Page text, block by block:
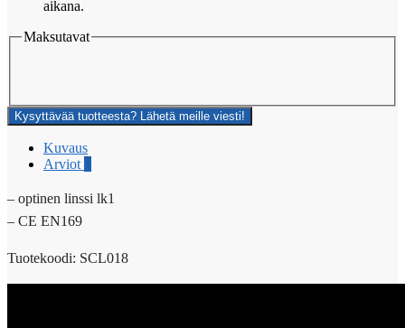
aikana.
Maksutavat
Kysyttävää tuotteesta? Lähetä meille viesti!
Kuvaus
Arviot 0
– optinen linssi lk1
– CE EN169
Tuotekoodi: SCL018